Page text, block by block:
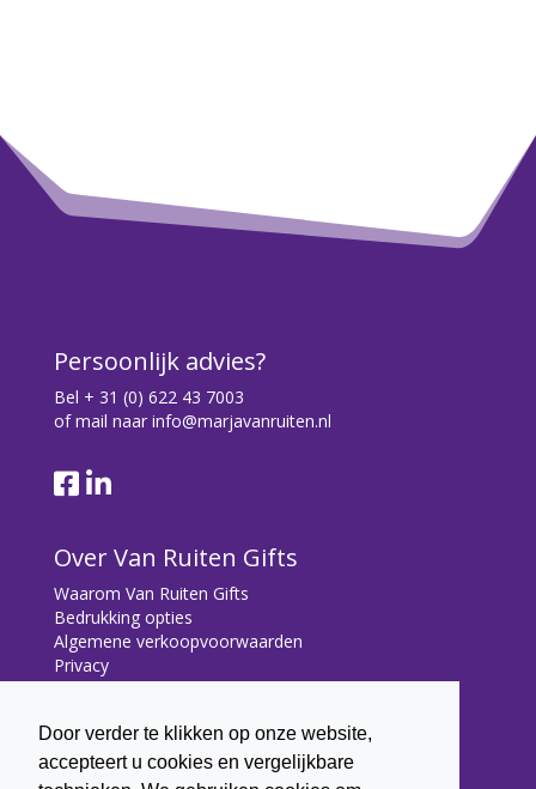
Door verder te klikken op onze website,
accepteert u cookies en vergelijkbare
Persoonlijk advies?
Bel + 31 (0) 622 43 7003
of mail naar info@marjavanruiten.nl
Over Van Ruiten Gifts
Waarom Van Ruiten Gifts
Bedrukking opties
Algemene verkoopvoorwaarden
Privacy
Contact
Contact